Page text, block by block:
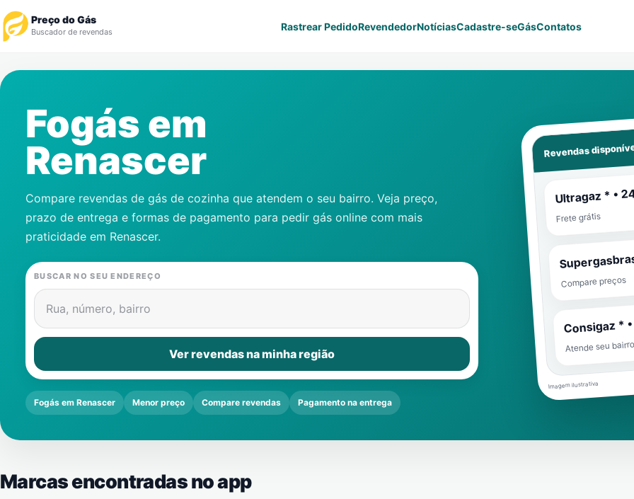
Preço do Gás
Buscador de revendas Rastrear PedidoRevendedorNotíciasCadastre-seGásContatos
Revendedor
Notícias
Gás
Contatos
Fogás em
Renascer
Compare revendas de gás de cozinha que atendem o seu bairro. Veja preço,
prazo de entrega e formas de pagamento para pedir gás online com mais
praticidade em Renascer.
BUSCAR NO SEU ENDEREÇO
Rua, número, bairro
Ver revendas na minha região
Fogás em Renascer Menor preço Compare revendas Pagamento na entrega
Revendas
Ultragaz * •
Frete grátis
Compare preços
Consigaz *
Atende seu
Imagem ilustrativa
Marcas encontradas no app